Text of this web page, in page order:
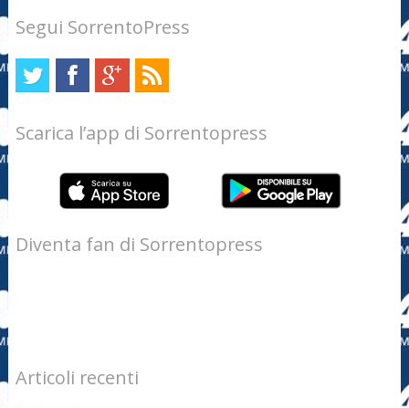
Segui SorrentoPress
Scarica l’app di Sorrentopress
Diventa fan di Sorrentopress
Articoli recenti